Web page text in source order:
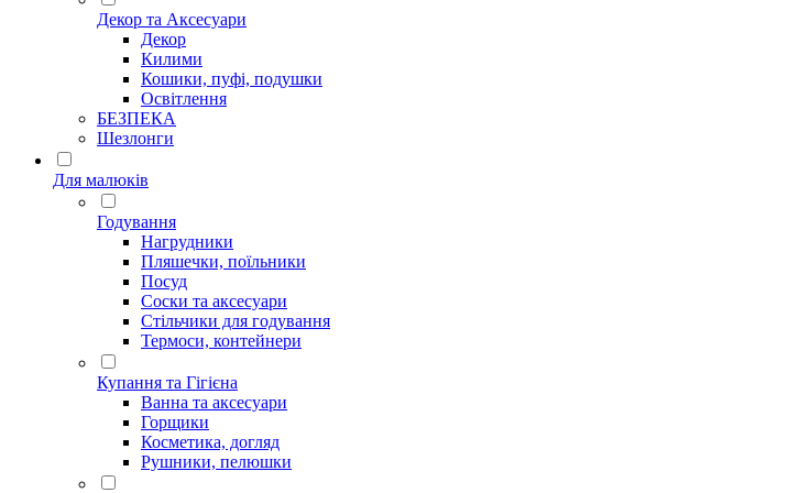
Декор та Аксесуари
Декор
Килими
Кошики, пуфі, подушки
Освітлення
БЕЗПЕКА
Шезлонги
Для малюків
Годування
Нагрудники
Пляшечки, поїльники
Посуд
Соски та аксесуари
Стільчики для годування
Термоси, контейнери
Купання та Гігієна
Ванна та аксесуари
Горщики
Косметика, догляд
Рушники, пелюшки